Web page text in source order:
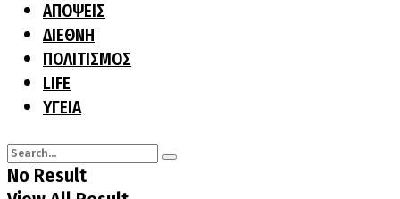
ΑΠΟΨΕΙΣ
ΔΙΕΘΝΗ
ΠΟΛΙΤΙΣΜΟΣ
LIFE
ΥΓΕΙΑ
No Result